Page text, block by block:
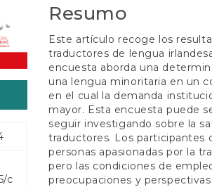
c
Resumo
Este artículo recoge los
traductores de lengua
encuesta aborda una
una lengua minoritaria en un
en el cual la demanda
mayor. Esta encuesta puede
seguir investigando sobre la
traductores. Los participantes
personas apasionadas por la
pero las condiciones de
preocupaciones y